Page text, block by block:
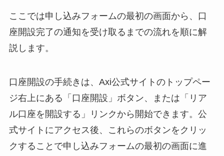
ここでは申し込みフォームの最初の画面から、口
座開設完了の通知を受け取るまでの流れを順に解
説します。
口座開設の手続きは、Axi公式サイトのトップペー
ジ右上にある「口座開設」ボタン、または「リア
ル口座を開設する」リンクから開始できます。公
式サイトにアクセス後、これらのボタンをクリッ
クすることで申し込みフォームの最初の画面に進